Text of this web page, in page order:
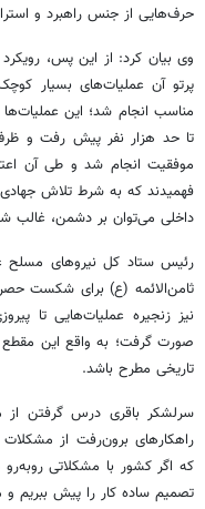
حرف‌هایی از جنس راهبرد و
وی بیان کرد: از این پس،
پرتو آن عملیات‌های بسیار
موفقیت انجام شد و طی آن
فهمیدند که به شرط تلاش
داخلی می‌توان بر دشمن، غالب
ثامن‌الائمه (ع)برای شکست حصر
صورت گرفت؛ به واقع این مقطع
تاریخی مطرح باشد.
سرلشکر باقری درس گرفتن از
راهکارهای برون‌رفت از
که اگر کشور با مشکلاتی
تصمیم ساده کار را پیش ببریم